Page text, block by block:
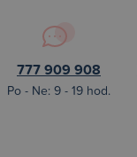
777 909 908
Po - Ne: 9 - 19 hod.